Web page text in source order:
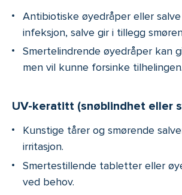
Antibiotiske øyedråper eller
infeksjon, salve gir i tillegg
Smertelindrende øyedråper kan
men vil kunne forsinke tilhelingen.
UV-keratitt (snøblindhet eller
Kunstige tårer og smørende
irritasjon.
Smertestillende tabletter eller
ved behov.